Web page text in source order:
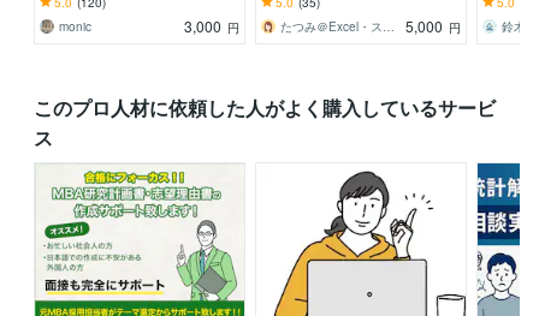
方ご依頼ください！
monic
3,000 円
ください
たつみ＠Excel・スプシで業務効率化
5,000 円
計します
このプロ人材に依頼した人がよく購入しているサービ
ス